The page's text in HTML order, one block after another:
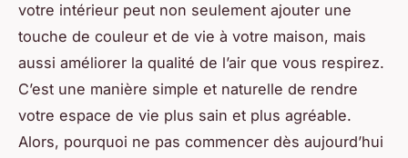
votre intérieur peut non seulement ajouter une
touche de couleur et de vie à votre maison, mais
aussi améliorer la qualité de l’air que vous respirez.
C’est une manière simple et naturelle de rendre
votre espace de vie plus sain et plus agréable.
Alors, pourquoi ne pas commencer dès aujourd’hui